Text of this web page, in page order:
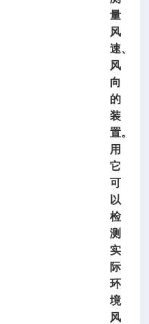
量
风
速、
风
向
的
装
置。
用
它
可
以
检
测
实
际
环
境
风